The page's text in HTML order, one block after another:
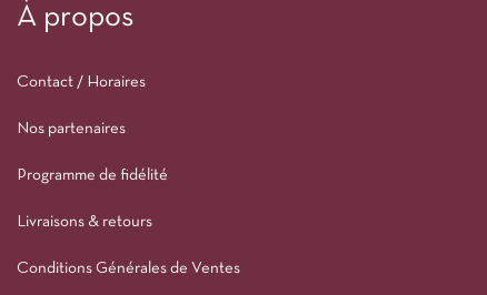
À propos
Contact / Horaires
Nos partenaires
Programme de fidélité
Livraisons & retours
Conditions Générales de Ventes